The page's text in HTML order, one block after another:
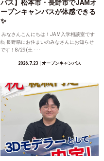
パス】松本市・長野市でJAMオ
ープンキャンパスが体感できる
✨
みなさんこんにちは！JAM入学相談室です
🙋 長野県にお住まいのみなさんにお知らせ
です！8/29(土 ･･･
2026.7.23 │オープンキャンパス